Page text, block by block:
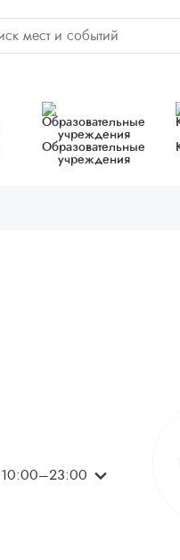
Образовательные
учреждения
10:00–23:00